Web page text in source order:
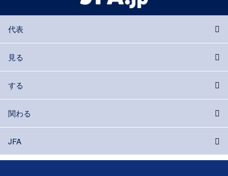
代表
見る
する
関わる
JFA